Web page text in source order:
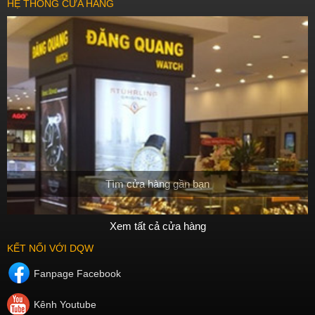
HỆ THỐNG CỬA HÀNG
Tìm cửa hàng gần bạn
Xem tất cả cửa hàng
KẾT NỐI VỚI DQW
Fanpage Facebook
Kênh Youtube